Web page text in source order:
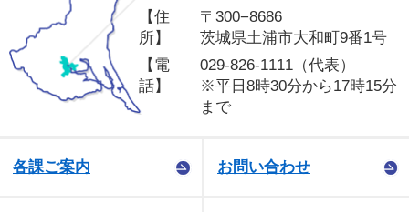
【住
所】
〒300−8686
茨城県土浦市大和町9番1号
【電
話】
029-826-1111（代表）
※平日8時30分から17時15分
まで
各課ご案内 お問い合わせ